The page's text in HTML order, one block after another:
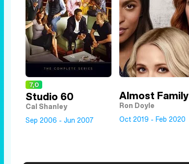
7,0
Studio 60
Cal Shanley
Sep 2006 - Jun 2007
Almost Family
Ron Doyle
Oct 2019 - Feb 2020